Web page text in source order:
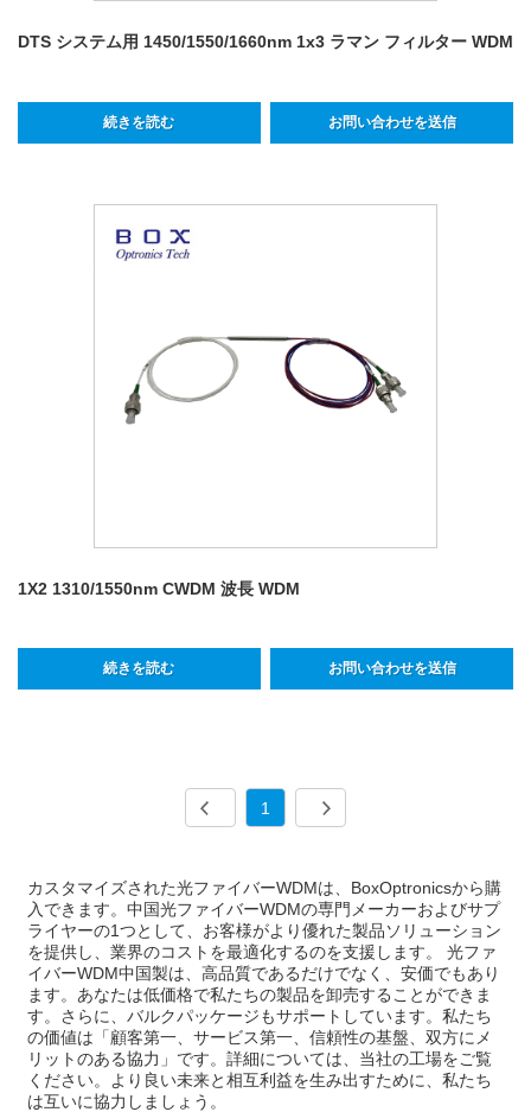
DTS システム用 1450/1550/1660nm 1x3 ラマン フィルター WDM
続きを読む お問い合わせを送信
1X2 1310/1550nm CWDM 波長 WDM
続きを読む お問い合わせを送信
1
カスタマイズされた光ファイバーWDMは、BoxOptronicsから購
入できます。中国光ファイバーWDMの専門メーカーおよびサプ
ライヤーの1つとして、お客様がより優れた製品ソリューション
を提供し、業界のコストを最適化するのを支援します。 光ファ
イバーWDM中国製は、高品質であるだけでなく、安価でもあり
ます。あなたは低価格で私たちの製品を卸売することができま
す。さらに、バルクパッケージもサポートしています。私たち
の価値は「顧客第一、サービス第一、信頼性の基盤、双方にメ
リットのある協力」です。詳細については、当社の工場をご覧
ください。より良い未来と相互利益を生み出すために、私たち
は互いに協力しましょう。